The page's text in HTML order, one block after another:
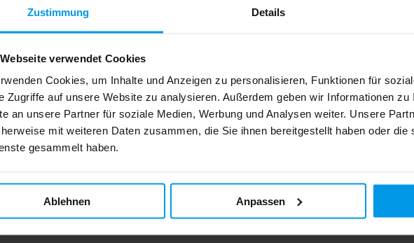
Zustimmung Details
verwendet Cookies
Cookies, um Inhalte und Anzeigen zu personalisieren, Funktionen für
Zugriffe auf unsere Website zu analysieren. Außerdem geben wir Informationen zu
an unsere Partner für soziale Medien, Werbung und Analysen weiter. Unsere
mit weiteren Daten zusammen, die Sie ihnen bereitgestellt haben oder
gesammelt haben.
Ablehnen Anpassen